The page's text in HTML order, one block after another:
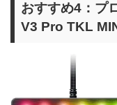
おすすめ4：プ
V3 Pro TKL